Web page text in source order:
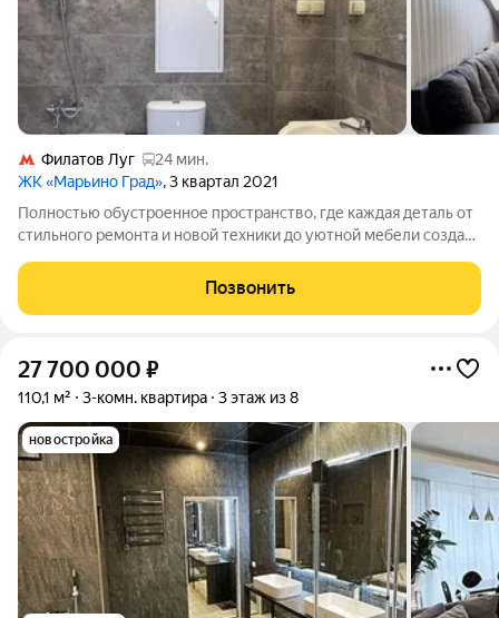
Филатов Луг
24 мин.
ЖК «Марьино Град», 3 квартал 2021
Полностью обустроенное пространство, где каждая деталь от
стильного ремонта и новой техники до уютной мебели создана
начинайте жить, не тратя ни дня на ремонт и хлопоты. Вы
поселитесь в самом
Позвонить
27 700 000 ₽
110,1 м² 3-комн. квартира 3 этаж из 8
новостройка